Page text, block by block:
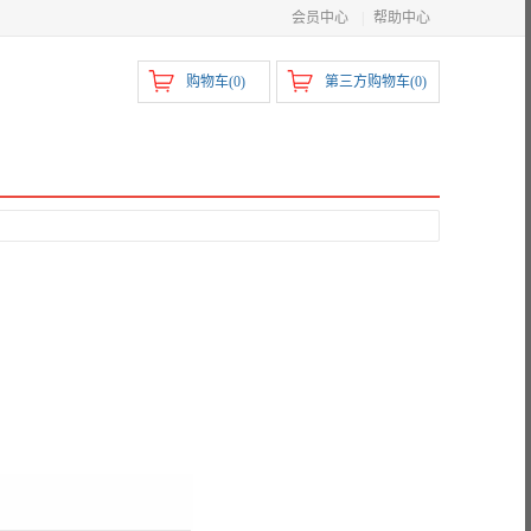
会员中心 帮助中心
第三方购物车(0)
购物车(0)